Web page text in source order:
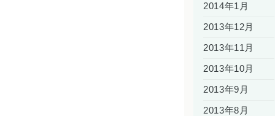
2014年1月
2013年12月
2013年11月
2013年10月
2013年9月
2013年8月